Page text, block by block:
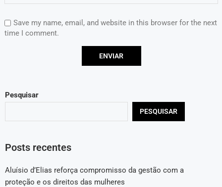
Save my name, email, and website in this browser for the next
time I comment.
Pesquisar
PESQUISAR
Posts recentes
Aluísio d’Elias reforça compromisso da gestão com a
proteção e os direitos das mulheres